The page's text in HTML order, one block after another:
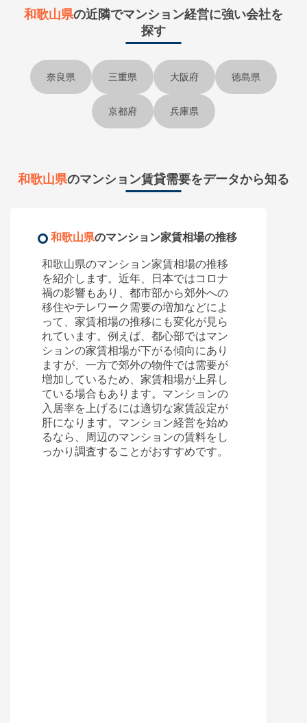
和歌山県の近隣でマンション経営に強い会社を
探す
奈良県 三重県 大阪府 徳島県
京都府 兵庫県
和歌山県のマンション賃貸需要をデータから知る
和歌山県のマンション家賃相場の推移
和歌山県のマンション家賃相場の推移
を紹介します。近年、日本ではコロナ
禍の影響もあり、都市部から郊外への
移住やテレワーク需要の増加などによ
って、家賃相場の推移にも変化が見ら
れています。例えば、都心部ではマン
ションの家賃相場が下がる傾向にあり
ますが、一方で郊外の物件では需要が
増加しているため、家賃相場が上昇し
ている場合もあります。マンションの
入居率を上げるには適切な家賃設定が
肝になります。マンション経営を始め
るなら、周辺のマンションの賃料をし
っかり調査することがおすすめです。